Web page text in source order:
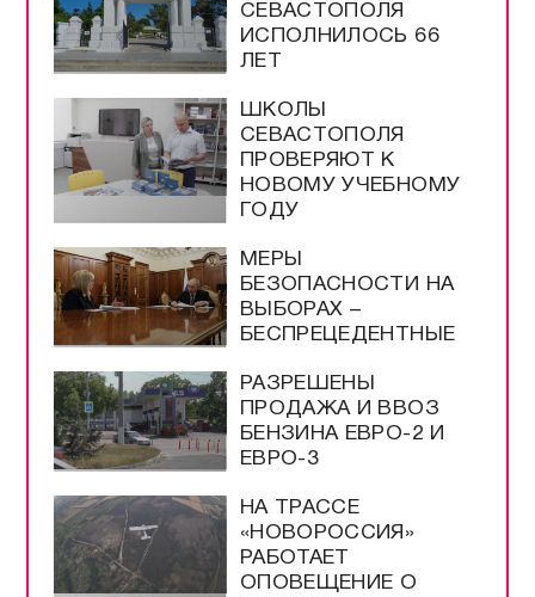
СЕВАСТОПОЛЯ
ИСПОЛНИЛОСЬ 66
ЛЕТ
ШКОЛЫ
СЕВАСТОПОЛЯ
ПРОВЕРЯЮТ К
НОВОМУ УЧЕБНОМУ
ГОДУ
МЕРЫ
БЕЗОПАСНОСТИ НА
ВЫБОРАХ –
БЕСПРЕЦЕДЕНТНЫЕ
РАЗРЕШЕНЫ
ПРОДАЖА И ВВОЗ
БЕНЗИНА ЕВРО-2 И
ЕВРО-3
НА ТРАССЕ
«НОВОРОССИЯ»
РАБОТАЕТ
ОПОВЕЩЕНИЕ О